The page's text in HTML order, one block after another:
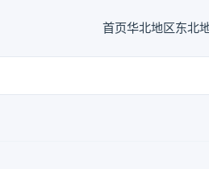
首页华北地区东北